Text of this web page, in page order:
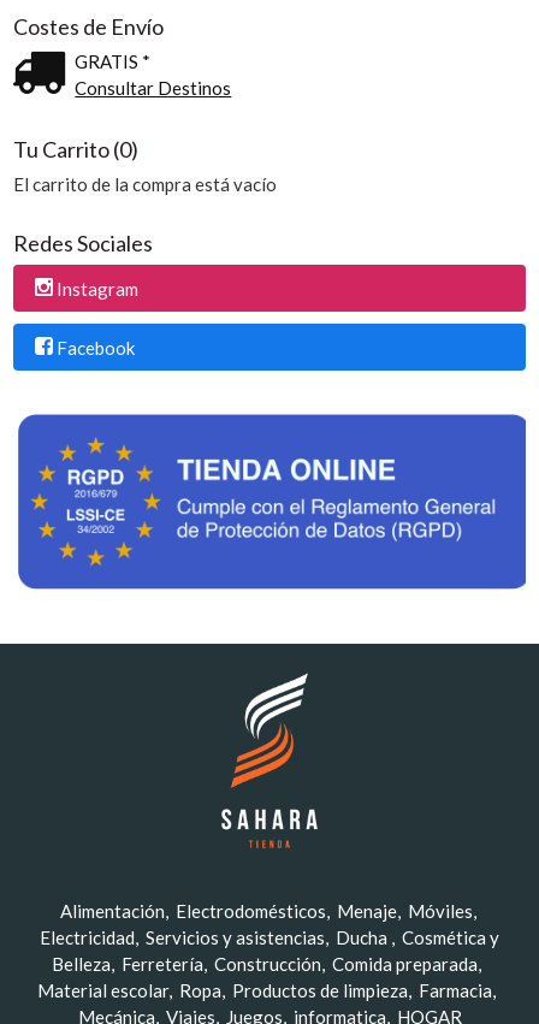
Costes de Envío
GRATIS *
Consultar Destinos
Tu Carrito (0)
El carrito de la compra está vacío
Redes Sociales
Instagram
Facebook
Alimentación Electrodomésticos Menaje Móviles
Electricidad Servicios y asistencias Ducha
Cosmética y
Belleza
Ferretería Construcción Comida preparada
Material escolar Ropa Productos de limpieza
Farmacia
Mecánica Viajes Juegos informatica HOGAR